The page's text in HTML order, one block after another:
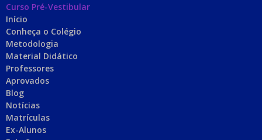
Curso Pré-Vestibular
Início
Conheça o Colégio
Metodologia
Material Didático
Professores
Aprovados
Blog
Notícias
Matrículas
Ex-Alunos